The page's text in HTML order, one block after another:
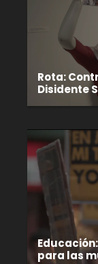
Rota:
Disidente
para las